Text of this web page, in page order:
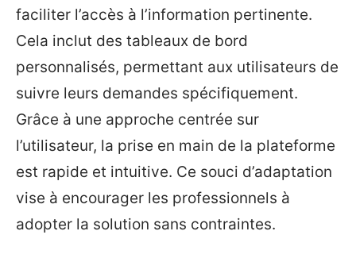
faciliter l’accès à l’information pertinente.
Cela inclut des tableaux de bord
personnalisés, permettant aux utilisateurs de
suivre leurs demandes spécifiquement.
Grâce à une approche centrée sur
l’utilisateur, la prise en main de la plateforme
est rapide et intuitive. Ce souci d’adaptation
vise à encourager les professionnels à
adopter la solution sans contraintes.